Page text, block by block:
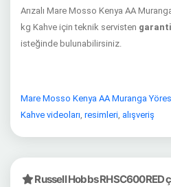
Arızalı Mare Mosso Kenya AA
kg Kahve için teknik servisten
isteğinde bulunabilirsiniz.
Mare Mosso Kenya AA Muranga
Kahve videoları, resimleri, alışveriş
Russell Hobbs RHSC600RED